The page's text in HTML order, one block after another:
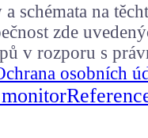
schémata na
zde
v rozporu s
osobních